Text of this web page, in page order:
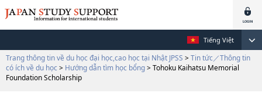
Tiếng Việt
Trang thông tin về du học đại học,cao học tại Nhật JPSS > Tin tức／Thông tin
có ích về du học > Hướng dẫn tìm học bổng> Tohoku Kaihatsu Memorial
Foundation Scholarship